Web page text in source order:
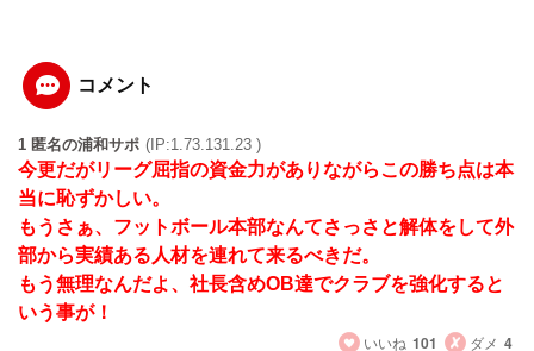
コメント
1 匿名の浦和サポ (IP:1.73.131.23 )
今更だがリーグ屈指の資金力がありながらこの勝ち点は本
当に恥ずかしい。
もうさぁ、フットボール本部なんてさっさと解体をして外
部から実績ある人材を連れて来るべきだ。
もう無理なんだよ、社長含めOB達でクラブを強化すると
いう事が！
いいね 101 ダメ 4